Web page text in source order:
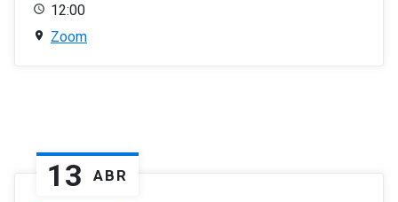
12:00
Zoom
13 ABR